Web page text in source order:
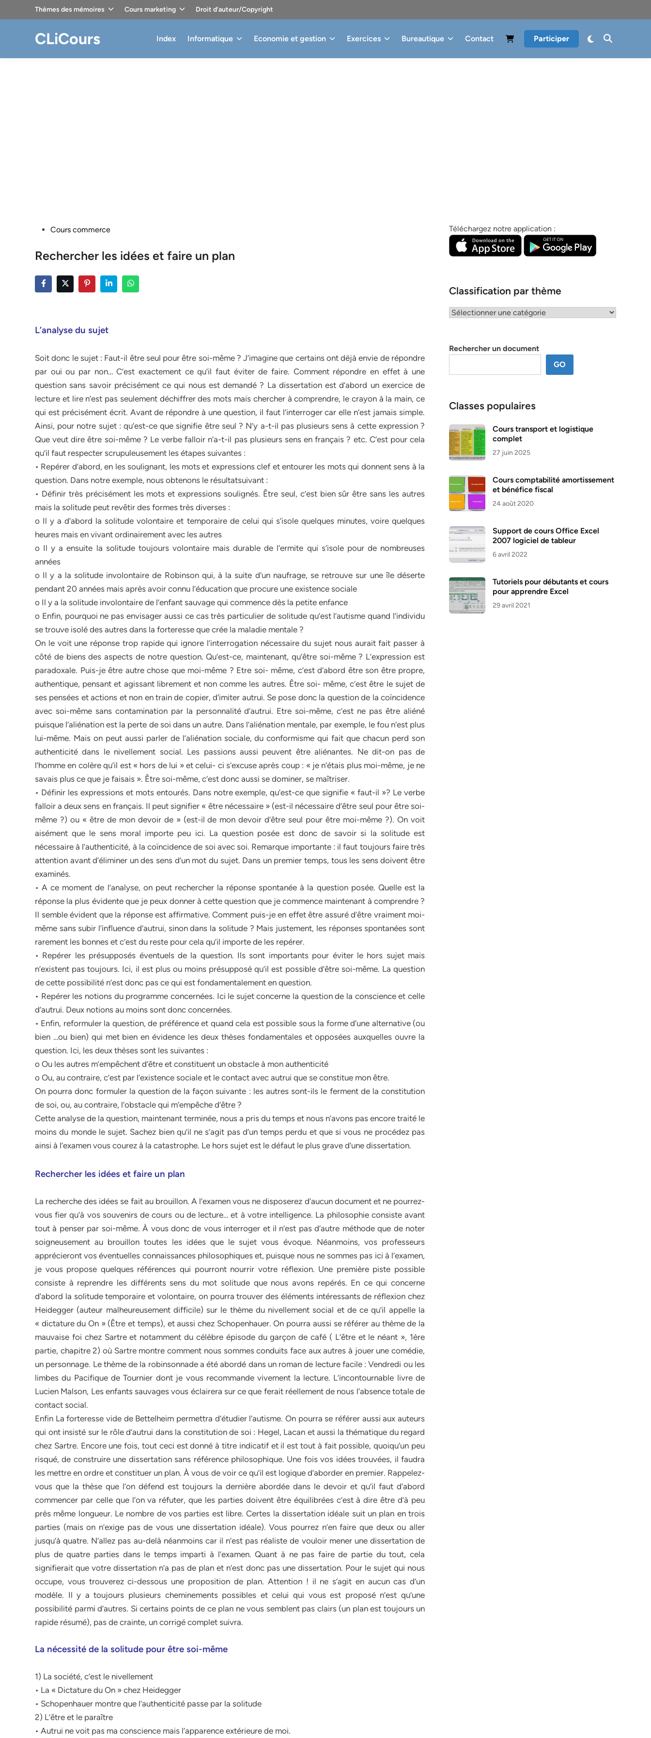
Thèmes des mémoires Cours marketing Droit d’auteur/Copyright
CLiCours Index Informatique Economie et gestion Exercices Bureautique Contact Participer
PostedCours commerce
Rechercher les idées et faire un plan
L’analyse du sujet
Soit donc le sujet : Faut-il être seul pour être soi-même ? J’imagine que certains ont déjà envie de répondre
par oui ou par non… C’est exactement ce qu’il faut éviter de faire. Comment répondre en effet à une
question sans savoir précisément ce qui nous est demandé ? La dissertation est d’abord un exercice de
lecture et lire n’est pas seulement déchiffrer des mots mais chercher à comprendre, le crayon à la main, ce
qui est précisément écrit. Avant de répondre à une question, il faut l’interroger car elle n’est jamais simple.
Ainsi, pour notre sujet : qu’est-ce que signifie être seul ? N’y a-t-il pas plusieurs sens à cette expression ?
Que veut dire être soi-même ? Le verbe falloir n’a-t-il pas plusieurs sens en français ? etc. C’est pour cela
qu’il faut respecter scrupuleusement les étapes suivantes :
• Repérer d’abord, en les soulignant, les mots et expressions clef et entourer les mots qui donnent sens à la
question. Dans notre exemple, nous obtenons le résultatsuivant :
• Définir très précisément les mots et expressions soulignés. Être seul, c’est bien sûr être sans les autres
mais la solitude peut revêtir des formes très diverses :
o Il y a d’abord la solitude volontaire et temporaire de celui qui s’isole quelques minutes, voire quelques
heures mais en vivant ordinairement avec les autres
o Il y a ensuite la solitude toujours volontaire mais durable de l’ermite qui s’isole pour de nombreuses
années
o Il y a la solitude involontaire de Robinson qui, à la suite d’un naufrage, se retrouve sur une île déserte
pendant 20 années mais après avoir connu l’éducation que procure une existence sociale
o Il y a la solitude involontaire de l’enfant sauvage qui commence dès la petite enfance
o Enfin, pourquoi ne pas envisager aussi ce cas très particulier de solitude qu’est l’autisme quand l’individu
se trouve isolé des autres dans la forteresse que crée la maladie mentale ?
On le voit une réponse trop rapide qui ignore l’interrogation nécessaire du sujet nous aurait fait passer à
côté de biens des aspects de notre question. Qu’est-ce, maintenant, qu’être soi-même ? L’expression est
paradoxale. Puis-je être autre chose que moi-même ? Etre soi- même, c’est d’abord être son être propre,
authentique, pensant et agissant librement et non comme les autres. Être soi- même, c’est être le sujet de
ses pensées et actions et non en train de copier, d’imiter autrui. Se pose donc la question de la coïncidence
avec soi-même sans contamination par la personnalité d’autrui. Etre soi-même, c’est ne pas être aliéné
puisque l’aliénation est la perte de soi dans un autre. Dans l’aliénation mentale, par exemple, le fou n’est plus
lui-même. Mais on peut aussi parler de l’aliénation sociale, du conformisme qui fait que chacun perd son
authenticité dans le nivellement social. Les passions aussi peuvent être aliénantes. Ne dit-on pas de
l’homme en colère qu’il est « hors de lui » et celui- ci s’excuse après coup : « je n’étais plus moi-même, je ne
savais plus ce que je faisais ». Être soi-même, c’est donc aussi se dominer, se maîtriser.
• Définir les expressions et mots entourés. Dans notre exemple, qu’est-ce que signifie « faut-il »? Le verbe
falloir a deux sens en français. Il peut signifier « être nécessaire » (est-il nécessaire d’être seul pour être soi-
même ?) ou « être de mon devoir de » (est-il de mon devoir d’être seul pour être moi-même ?). On voit
aisément que le sens moral importe peu ici. La question posée est donc de savoir si la solitude est
nécessaire à l’authenticité, à la coïncidence de soi avec soi. Remarque importante : il faut toujours faire très
attention avant d’éliminer un des sens d’un mot du sujet. Dans un premier temps, tous les sens doivent être
examinés.
• A ce moment de l’analyse, on peut rechercher la réponse spontanée à la question posée. Quelle est la
réponse la plus évidente que je peux donner à cette question que je commence maintenant à comprendre ?
Il semble évident que la réponse est affirmative. Comment puis-je en effet être assuré d’être vraiment moi-
même sans subir l’influence d’autrui, sinon dans la solitude ? Mais justement, les réponses spontanées sont
rarement les bonnes et c’est du reste pour cela qu’il importe de les repérer.
• Repérer les présupposés éventuels de la question. Ils sont importants pour éviter le hors sujet mais
n’existent pas toujours. Ici, il est plus ou moins présupposé qu’il est possible d’être soi-même. La question
de cette possibilité n’est donc pas ce qui est fondamentalement en question.
• Repérer les notions du programme concernées. Ici le sujet concerne la question de la conscience et celle
d’autrui. Deux notions au moins sont donc concernées.
• Enfin, reformuler la question, de préférence et quand cela est possible sous la forme d’une alternative (ou
bien …ou bien) qui met bien en évidence les deux thèses fondamentales et opposées auxquelles ouvre la
question. Ici, les deux thèses sont les suivantes :
o Ou les autres m’empêchent d’être et constituent un obstacle à mon authenticité
o Ou, au contraire, c’est par l’existence sociale et le contact avec autrui que se constitue mon être.
On pourra donc formuler la question de la façon suivante : les autres sont-ils le ferment de la constitution
de soi, ou, au contraire, l’obstacle qui m’empêche d’être ?
Cette analyse de la question, maintenant terminée, nous a pris du temps et nous n’avons pas encore traité le
moins du monde le sujet. Sachez bien qu’il ne s’agit pas d’un temps perdu et que si vous ne procédez pas
ainsi à l’examen vous courez à la catastrophe. Le hors sujet est le défaut le plus grave d’une dissertation.
Rechercher les idées et faire un plan
La recherche des idées se fait au brouillon. A l’examen vous ne disposerez d’aucun document et ne pourrez-
vous fier qu’à vos souvenirs de cours ou de lecture… et à votre intelligence. La philosophie consiste avant
tout à penser par soi-même. À vous donc de vous interroger et il n’est pas d’autre méthode que de noter
soigneusement au brouillon toutes les idées que le sujet vous évoque. Néanmoins, vos professeurs
apprécieront vos éventuelles connaissances philosophiques et, puisque nous ne sommes pas ici à l’examen,
je vous propose quelques références qui pourront nourrir votre réflexion. Une première piste possible
consiste à reprendre les différents sens du mot solitude que nous avons repérés. En ce qui concerne
d’abord la solitude temporaire et volontaire, on pourra trouver des éléments intéressants de réflexion chez
Heidegger (auteur malheureusement difficile) sur le thème du nivellement social et de ce qu’il appelle la
« dictature du On » (Être et temps), et aussi chez Schopenhauer. On pourra aussi se référer au thème de la
mauvaise foi chez Sartre et notamment du célèbre épisode du garçon de café ( L’être et le néant », 1ère
partie, chapitre 2) où Sartre montre comment nous sommes conduits face aux autres à jouer une comédie,
un personnage. Le thème de la robinsonnade a été abordé dans un roman de lecture facile : Vendredi ou les
limbes du Pacifique de Tournier dont je vous recommande vivement la lecture. L’incontournable livre de
Lucien Malson, Les enfants sauvages vous éclairera sur ce que ferait réellement de nous l’absence totale de
contact social.
Enfin La forteresse vide de Bettelheim permettra d’étudier l’autisme. On pourra se référer aussi aux auteurs
qui ont insisté sur le rôle d’autrui dans la constitution de soi : Hegel, Lacan et aussi la thématique du regard
chez Sartre. Encore une fois, tout ceci est donné à titre indicatif et il est tout à fait possible, quoiqu’un peu
risqué, de construire une dissertation sans référence philosophique. Une fois vos idées trouvées, il faudra
les mettre en ordre et constituer un plan. À vous de voir ce qu’il est logique d’aborder en premier. Rappelez-
vous que la thèse que l’on défend est toujours la dernière abordée dans le devoir et qu’il faut d’abord
commencer par celle que l’on va réfuter, que les parties doivent être équilibrées c’est à dire être d’à peu
près même longueur. Le nombre de vos parties est libre. Certes la dissertation idéale suit un plan en trois
parties (mais on n’exige pas de vous une dissertation idéale). Vous pourrez n’en faire que deux ou aller
jusqu’à quatre. N’allez pas au-delà néanmoins car il n’est pas réaliste de vouloir mener une dissertation de
plus de quatre parties dans le temps imparti à l’examen. Quant à ne pas faire de partie du tout, cela
signifierait que votre dissertation n’a pas de plan et n’est donc pas une dissertation. Pour le sujet qui nous
occupe, vous trouverez ci-dessous une proposition de plan. Attention ! il ne s’agit en aucun cas d’un
modèle. Il y a toujours plusieurs cheminements possibles et celui qui vous est proposé n’est qu’une
possibilité parmi d’autres. Si certains points de ce plan ne vous semblent pas clairs (un plan est toujours un
rapide résumé), pas de crainte, un corrigé complet suivra.
La nécessité de la solitude pour être soi-même
1) La société, c’est le nivellement
• La « Dictature du On » chez Heidegger
• Schopenhauer montre que l’authenticité passe par la solitude
2) L’être et le paraître
• Autrui ne voit pas ma conscience mais l’apparence extérieure de moi.
Téléchargez notre application :
Classification par thème
Classification
Rechercher un document
GO
Classes populaires
Cours transport et logistique
complet
27 juin 2025
Cours comptabilité amortissement
et bénéfice fiscal
24 août 2020
Support de cours Office Excel
2007 logiciel de tableur
6 avril 2022
Tutoriels pour débutants et cours
pour apprendre Excel
29 avril 2021